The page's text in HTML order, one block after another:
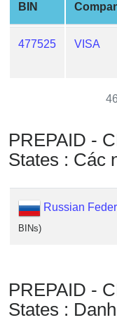
What
is
IP
Lookup
BIN
Checker
BIN
477525 VISA
PREPAID
States : Các
Russian
BINs)
PREPAID
States :